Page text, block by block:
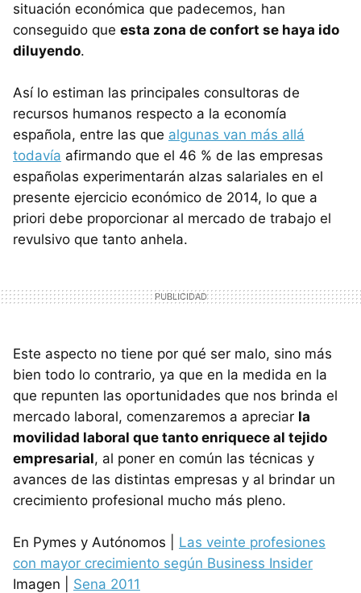
situación económica que padecemos, han
conseguido que esta zona de confort se haya ido
diluyendo.
Así lo estiman las principales consultoras de
recursos humanos respecto a la economía
española, entre las que algunas van más allá
todavía afirmando que el 46 % de las empresas
españolas experimentarán alzas salariales en el
presente ejercicio económico de 2014, lo que a
priori debe proporcionar al mercado de trabajo el
revulsivo que tanto anhela.
Este aspecto no tiene por qué ser malo, sino más
bien todo lo contrario, ya que en la medida en la
que repunten las oportunidades que nos brinda el
mercado laboral, comenzaremos a apreciar la
movilidad laboral que tanto enriquece al tejido
empresarial, al poner en común las técnicas y
avances de las distintas empresas y al brindar un
crecimiento profesional mucho más pleno.
En Pymes y Autónomos | Las veinte profesiones
con mayor crecimiento según Business Insider
Imagen | Sena 2011